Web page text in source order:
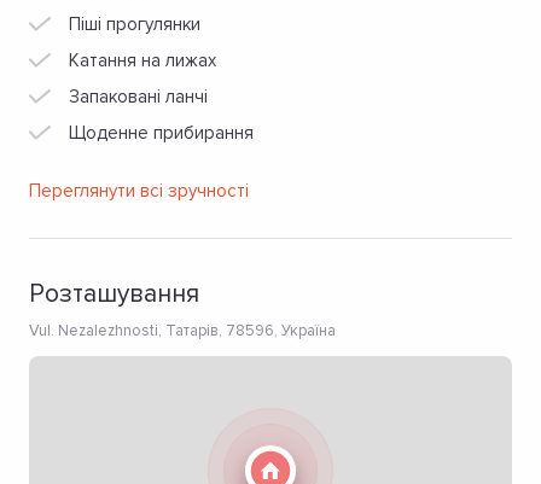
Піші прогулянки
Катання на лижах
Запаковані ланчі
Щоденне прибирання
Переглянути всі зручності
Розташування
Vul. Nezalezhnosti, Татарів, 78596, Україна